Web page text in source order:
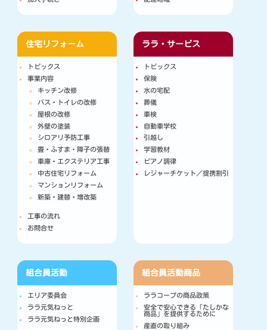
住宅リフォーム
トピックス
事業内容
キッチン改修
バス・トイレの改修
屋根の改修
外壁の塗装
シロアリ予防工事
畳・ふすま・障子の張替
車庫・エクステリア工事
中古住宅リフォーム
マンションリフォーム
新築・建替・増改築
工事の流れ
お問合せ
ララ・サービス
トピックス
保険
水の宅配
葬儀
車検
自動車学校
引越し
学習教材
ピアノ調律
レジャーチケット／提携割引
組合員活動
エリア委員会
ララ元気ねっと
ララ元気ねっと特別企画
組合員活動商品
ララコープの商品政策
安全で安心できる「たしかな
商品」を提供するために
産直の取り組み